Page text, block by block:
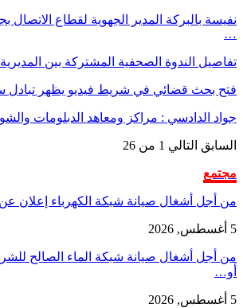
نفيسة بالبركة المدير الجهوية لقطاع
…
تفاصيل الندوة الصحفية المشتركة بين
فتح بحث قضائي في شريط فيديو يظهر تبادل
جواد الدادسي : مراكز ومعاهد الدبلومات
السابق التالي 1 من 26
مجتمع
من أجل أشغال صيانة شبكة الكهرباء إعلان عن
5 أغسطس, 2026
من أجل أشغال صيانة شبكة الماء الصالح
أو…
5 أغسطس, 2026